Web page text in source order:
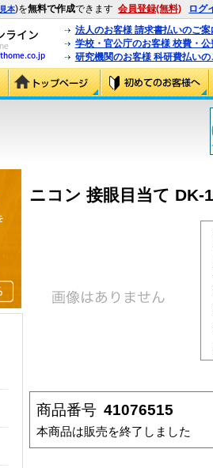
見本)を無料で作成できます 会員登録(無料) ログ
法人のお客様 請求書払いのご案
学校・官公庁のお客様 校費・
研究機関のお客様 科研費払いの
ニコン 接眼目当て DK-
商品番号 41076515
本商品は販売を終了しました